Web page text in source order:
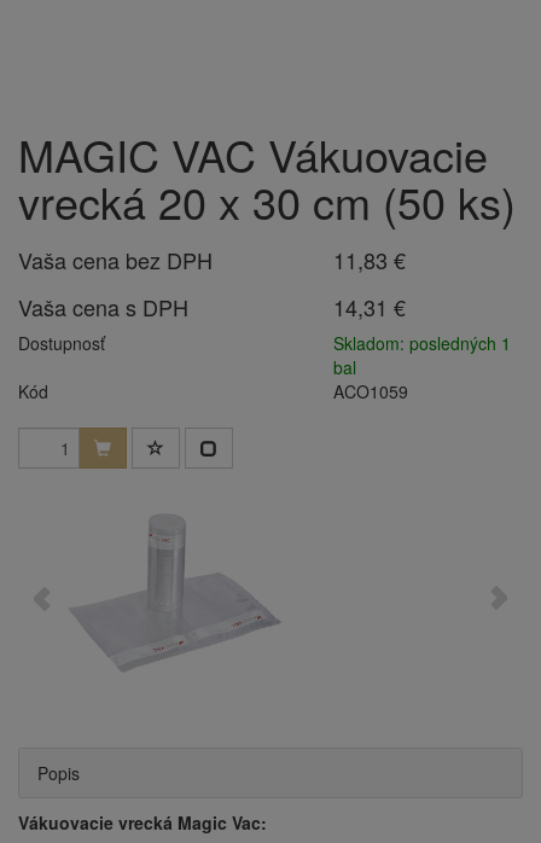
MAGIC VAC Vákuovacie
vrecká 20 x 30 cm (50 ks)
Vaša cena bez DPH
11,83 €
Vaša cena s DPH
14,31 €
Dostupnosť
Skladom: posledných 1
bal
Kód
ACO1059
Popis
Vákuovacie vrecká Magic Vac: